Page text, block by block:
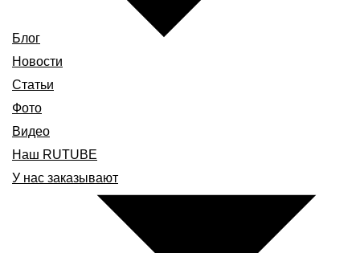
Блог
Новости
Статьи
Фото
Видео
Наш RUTUBE
У нас заказывают